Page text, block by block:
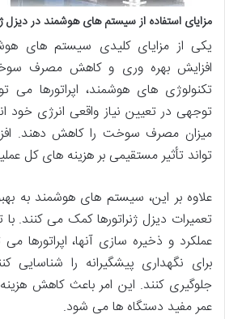
مزایای استفاده از سیستم های هوشمند در دیزل
یکی از مزایای کلیدی سیستم های
افزایش بهره وری و کاهش مصرف
تکنولوژی های هوشمند، اپراتورها می
توجهی در تعیین نیاز واقعی انرژی خود
میزان مصرف سوخت را کاهش دهند.
تواند تأثیر مستقیمی بر هزینه های کل
علاوه بر این، سیستم های هوشمند به
تعمیرات دیزل ژنراتورها کمک می کنند.
عملکرد و ذخیره سازی آنها، اپراتورها
برای نگهداری پیشگیرانه را شناسایی
جلوگیری کنند. این امر باعث کاهش
عمر مفید دستگاه ها می شود.